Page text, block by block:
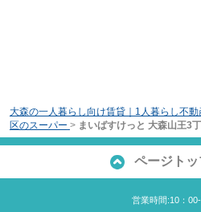
大森の一人暮らし向け賃貸｜1人暮らし不動
区のスーパー > まいばすけっと 大森山王3
ページト
営業時間:10：